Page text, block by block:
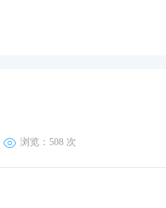
浏览： 508 次